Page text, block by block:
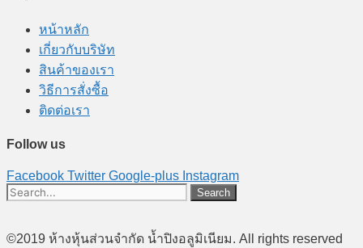
หน้าหลัก
เกี่ยวกับบริษัท
สินค้าของเรา
วิธีการสั่งซื้อ
ติดต่อเรา
Follow us
Facebook Twitter Google-plus Instagram
Search
©2019 ห้างหุ้นส่วนจำกัด น้ำปิงอลูมิเนียม. All rights reserved